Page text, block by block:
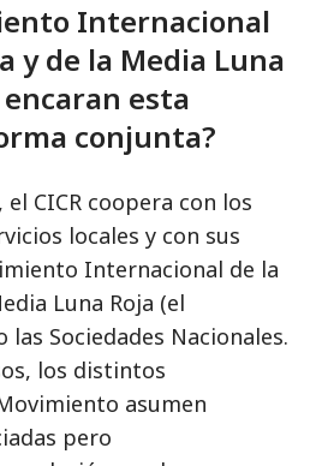
Internacional
y de la Media Luna
encaran esta
conjunta?
CICR coopera con los
locales y con sus
Internacional de la
Luna Roja (el
Sociedades Nacionales.
los distintos
asumen
pero